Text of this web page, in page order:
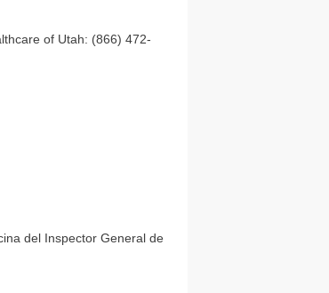
of Utah: (866) 472-
del Inspector General de